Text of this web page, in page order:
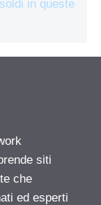
in queste
siti
che
ed esperti